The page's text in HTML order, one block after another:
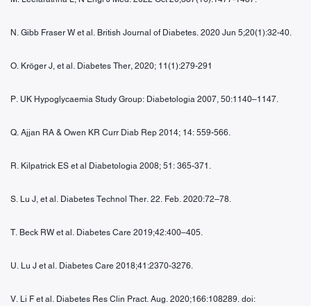
N. Gibb Fraser W et al. British Journal of Diabetes. 2020 Jun 5;20(1):32-40.
O. Kröger J, et al. Diabetes Ther, 2020; 11(1):279-291
P. UK Hypoglycaemia Study Group: Diabetologia 2007, 50:1140–1147.
Q. Ajjan RA & Owen KR Curr Diab Rep 2014; 14: 559-566.
R. Kilpatrick ES et al Diabetologia 2008; 51: 365-371.
S. Lu J, et al. Diabetes Technol Ther. 22. Feb. 2020:72–78.
T. Beck RW et al. Diabetes Care 2019;42:400–405.
U. Lu J et al. Diabetes Care 2018;41:2370-3276.
V. Li F et al. Diabetes Res Clin Pract. Aug. 2020;166:108289. doi: